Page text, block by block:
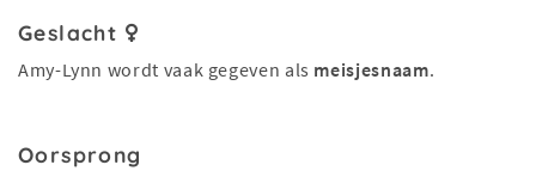
Geslacht
Amy-Lynn wordt vaak gegeven als meisjesnaam.
Oorsprong